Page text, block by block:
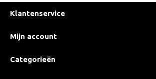
Klantenservice
Mijn account
Categorieën